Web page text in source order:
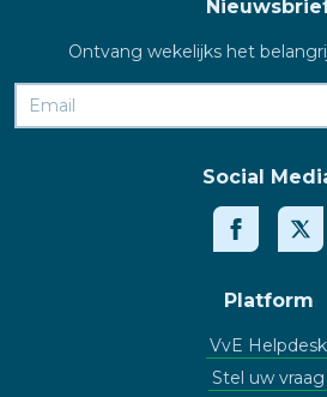
Ontvang wekelijks het
Social
Platform
VvE Helpdesk
Stel uw vraag